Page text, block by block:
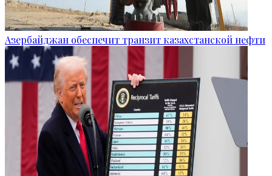
Азербайджан обеспечит транзит казахстанской нефти